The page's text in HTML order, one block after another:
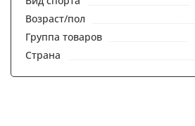
Возраст/пол
Группа товаров
Страна